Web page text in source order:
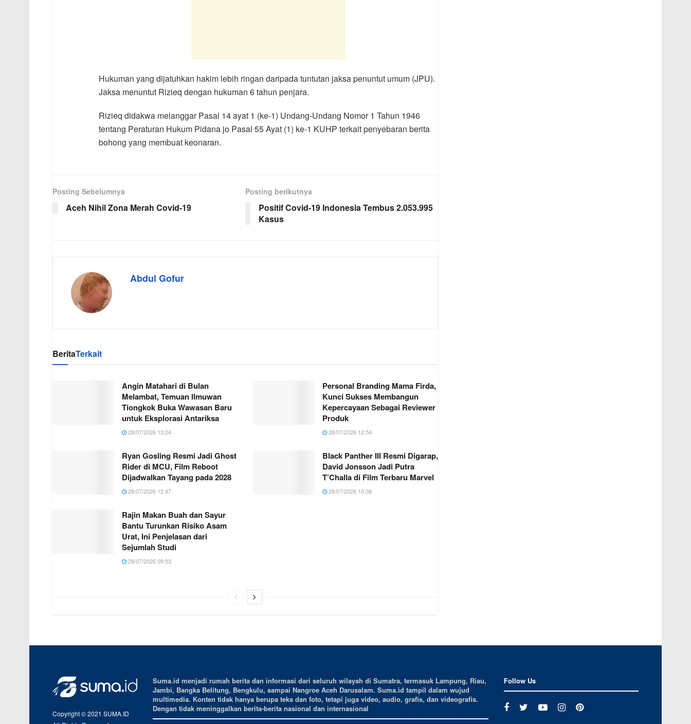
Hukuman yang dijatuhkan hakim lebih ringan daripada tuntutan jaksa penuntut umum (JPU).
Jaksa menuntut Rizieq dengan hukuman 6 tahun penjara.
Rizieq didakwa melanggar Pasal 14 ayat 1 (ke-1) Undang-Undang Nomor 1 Tahun 1946
tentang Peraturan Hukum Pidana jo Pasal 55 Ayat (1) ke-1 KUHP terkait penyebaran berita
bohong yang membuat keonaran.
Posting Sebelumnya
Aceh Nihil Zona Merah Covid-19
Posting berikutnya
Positif Covid-19 Indonesia Tembus 2.053.995
Kasus
Abdul Gofur
BeritaTerkait
Angin Matahari di Bulan
Melambat, Temuan Ilmuwan
Tiongkok Buka Wawasan Baru
untuk Eksplorasi Antariksa
28/07/2026 13:24
Personal Branding Mama Firda,
Kunci Sukses Membangun
Kepercayaan Sebagai Reviewer
Produk
28/07/2026 12:54
Ryan Gosling Resmi Jadi Ghost
Rider di MCU, Film Reboot
Dijadwalkan Tayang pada 2028
28/07/2026 12:47
Black Panther III Resmi Digarap,
David Jonsson Jadi Putra
T’Challa di Film Terbaru Marvel
28/07/2026 10:08
Rajin Makan Buah dan Sayur
Bantu Turunkan Risiko Asam
Urat, Ini Penjelasan dari
Sejumlah Studi
28/07/2026 09:53
Copyright © 2021 SUMA.ID
Suma.id menjadi rumah berita dan informasi dari seluruh wilayah di Sumatra, termasuk Lampung, Riau,
Jambi, Bangka Belitung, Bengkulu, sampai Nangroe Aceh Darusalam. Suma.id tampil dalam wujud
multimedia. Konten tidak hanya berupa teks dan foto, tetapi juga video, audio, grafis, dan videografis.
Dengan tidak meninggalkan berita-berita nasional dan internasional
Follow Us